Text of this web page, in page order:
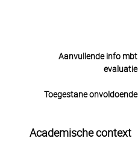
Aanvullende info mbt
evaluatie
Toegestane onvoldoende
Academische context